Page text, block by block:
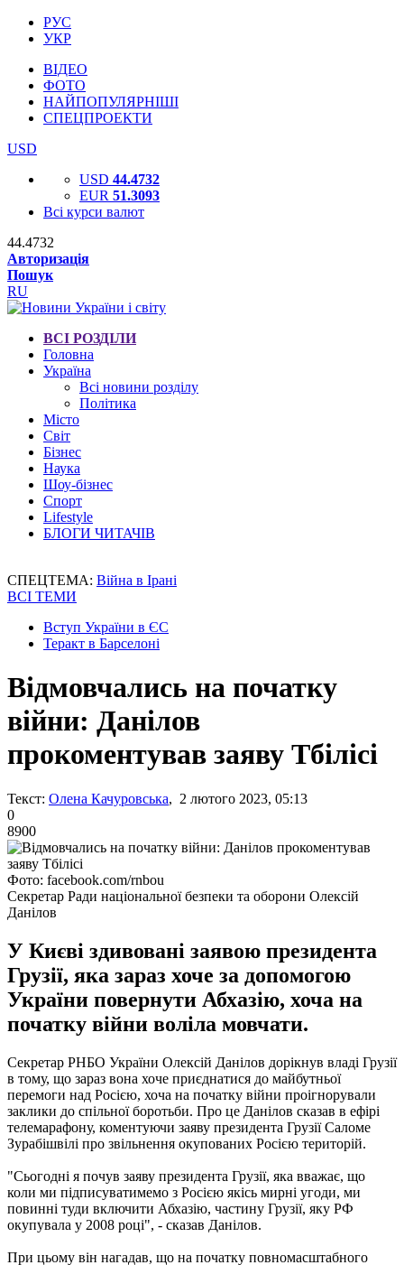
РУС
УКР
ВІДЕО
ФОТО
НАЙПОПУЛЯРНІШІ
СПЕЦПРОЕКТИ
USD
USD 44.4732
EUR 51.3093
Всі курси валют
44.4732
Авторизація
Пошук
RU
ВСІ РОЗДІЛИ
Головна
Україна
Всі новини розділу
Політика
Місто
Світ
Бізнес
Наука
Шоу-бізнес
Спорт
Lifestyle
БЛОГИ ЧИТАЧІВ
СПЕЦТЕМА: Війна в Ірані
ВСІ ТЕМИ
Вступ України в ЄС
Теракт в Барселоні
Відмовчались на початку
війни: Данілов
прокоментував заяву Тбілісі
Текст: Олена Качуровська, 2 лютого 2023, 05:13
0
8900
Фото: facebook.com/rnbou
Секретар Ради національної безпеки та оборони Олексій
Данілов
У Києві здивовані заявою президента
Грузії, яка зараз хоче за допомогою
України повернути Абхазію, хоча на
початку війни воліла мовчати.
Секретар РНБО України Олексій Данілов дорікнув владі Грузії
в тому, що зараз вона хоче приєднатися до майбутньої
перемоги над Росією, хоча на початку війни проігнорували
заклики до спільної боротьби. Про це Данілов сказав в ефірі
телемарафону, коментуючи заяву президента Грузії Саломе
Зурабішвілі про звільнення окупованих Росією територій.
"Сьогодні я почув заяву президента Грузії, яка вважає, що
коли ми підписуватимемо з Росією якісь мирні угоди, ми
повинні туди включити Абхазію, частину Грузії, яку РФ
окупувала у 2008 році", - сказав Данілов.
При цьому він нагадав, що на початку повномасштабного